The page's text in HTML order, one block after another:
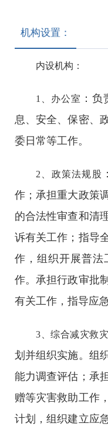
机构设置：
内设机构：
1、办公室 ：
息、安全、保密、
委日常等工作。
2、政策法规股
作；承担重大政策
的合法性审查和清
诉有关工作；指导
作，组织开展普法
作。承担行政审批
有关工作，指导应
3、综合减灾救
划并组织实施。组
能力调查评估；承
赠等灾害救助工作
计划，组织建立应